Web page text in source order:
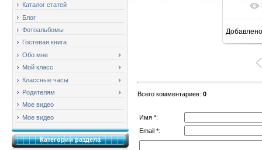
Каталог статей
Блог
Фотоальбомы
Гостевая книга
Обо мне
Мой класс
Классные часы
Родителям
Мое видео
Мое видео
Категории раздела
Добавлено
Всего комментариев: 0
Имя *:
Email *: